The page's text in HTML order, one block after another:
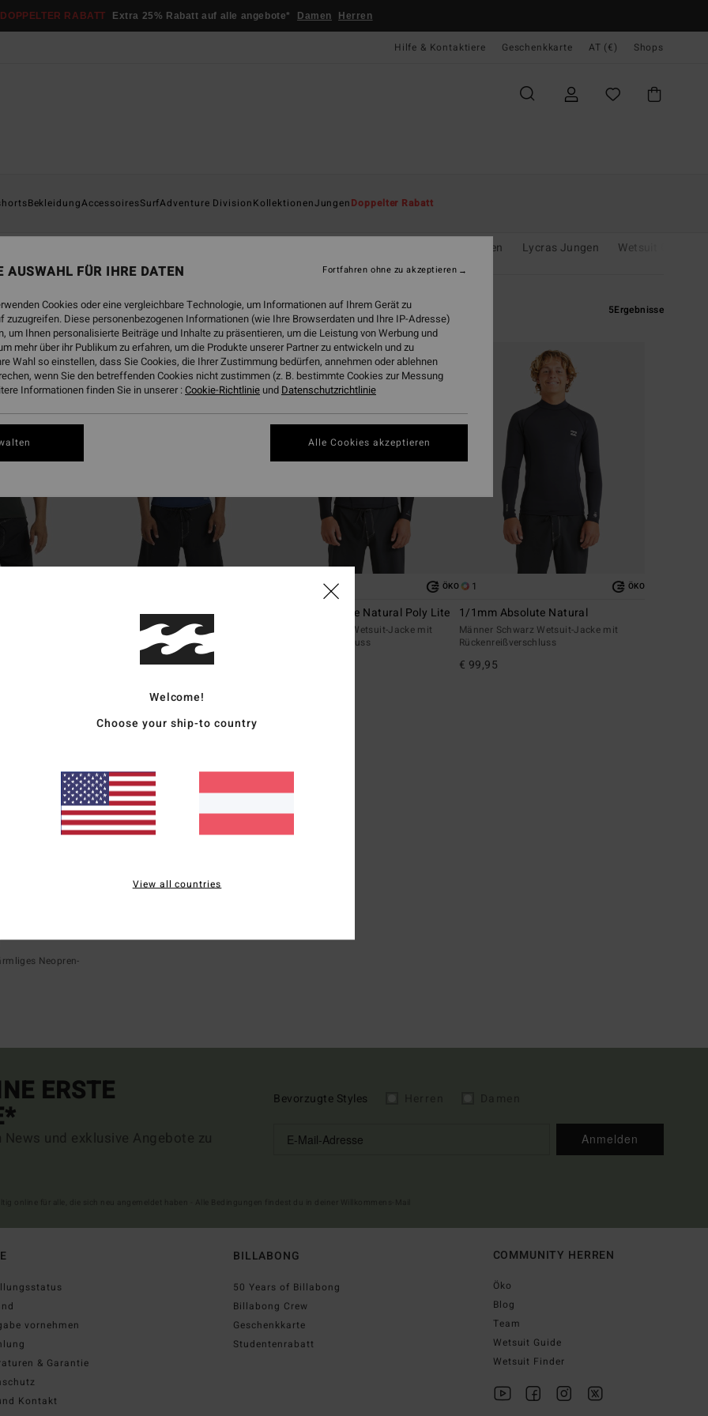
DOPPELTER RABATT Extra 25% Rabatt auf alle angebote* Damen Herren
Hilfe & Kontaktiere Geschenkkarte AT (€) Shops
BekleidungAccessoiresSurfAdventure DivisionKollektionenJungenDoppelter Rabatt
Neoprenanzüge Jungen Lycras Jungen Wetsuit Guide
5Ergebnisse
mit
2/2mm Absolute Natural
Männer Blau Wetsuit-Jacke mit
Rückenreißverschluss
ÖKO
1/1mm Absolute Natural Poly Lite
Männer Schwarz Wetsuit-Jacke mit
Rückenreißverschluss
1 ÖKO
1/1mm Absolute Natural
Männer Schwarz Wetsuit-Jacke mit
Rückenreißverschluss
€ 99,95
Neopren-
ERSTE
und exklusive Angebote zu
Bevorzugte Styles
Anmelden
vornehmen
& Garantie
Kontakt
BILLABONG
50 Years of Billabong
Billabong Crew
Geschenkkarte
Studentenrabatt
COMMUNITY HERREN
Öko
Blog
Team
Wetsuit Guide
Wetsuit Finder
Welcome!
Choose your ship-to country
View all countries
AUSWAHL FÜR IHRE DATEN
Cookies oder eine vergleichbare Technologie, um Informationen auf Ihrem Gerät zu
zuzugreifen. Diese personenbezogenen Informationen (wie Ihre Browserdaten und Ihre IP-Adresse)
um Ihnen personalisierte Beiträge und Inhalte zu präsentieren, um die Leistung von Werbung und
mehr über ihr Publikum zu erfahren, um die Produkte unserer Partner zu entwickeln und zu
Wahl so einstellen, dass Sie Cookies, die Ihrer Zustimmung bedürfen, annehmen oder ablehnen
wenn Sie den betreffenden Cookies nicht zustimmen (z. B. bestimmte Cookies zur Messung
Informationen finden Sie in unserer :Cookie-Richtlinie und Datenschutzrichtlinie
Fortfahren ohne zu akzeptieren
Alle Cookies akzeptieren